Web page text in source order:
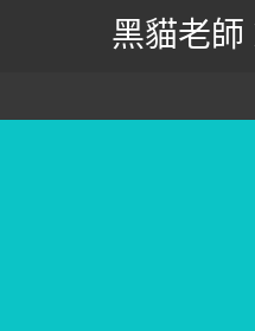
黑貓老